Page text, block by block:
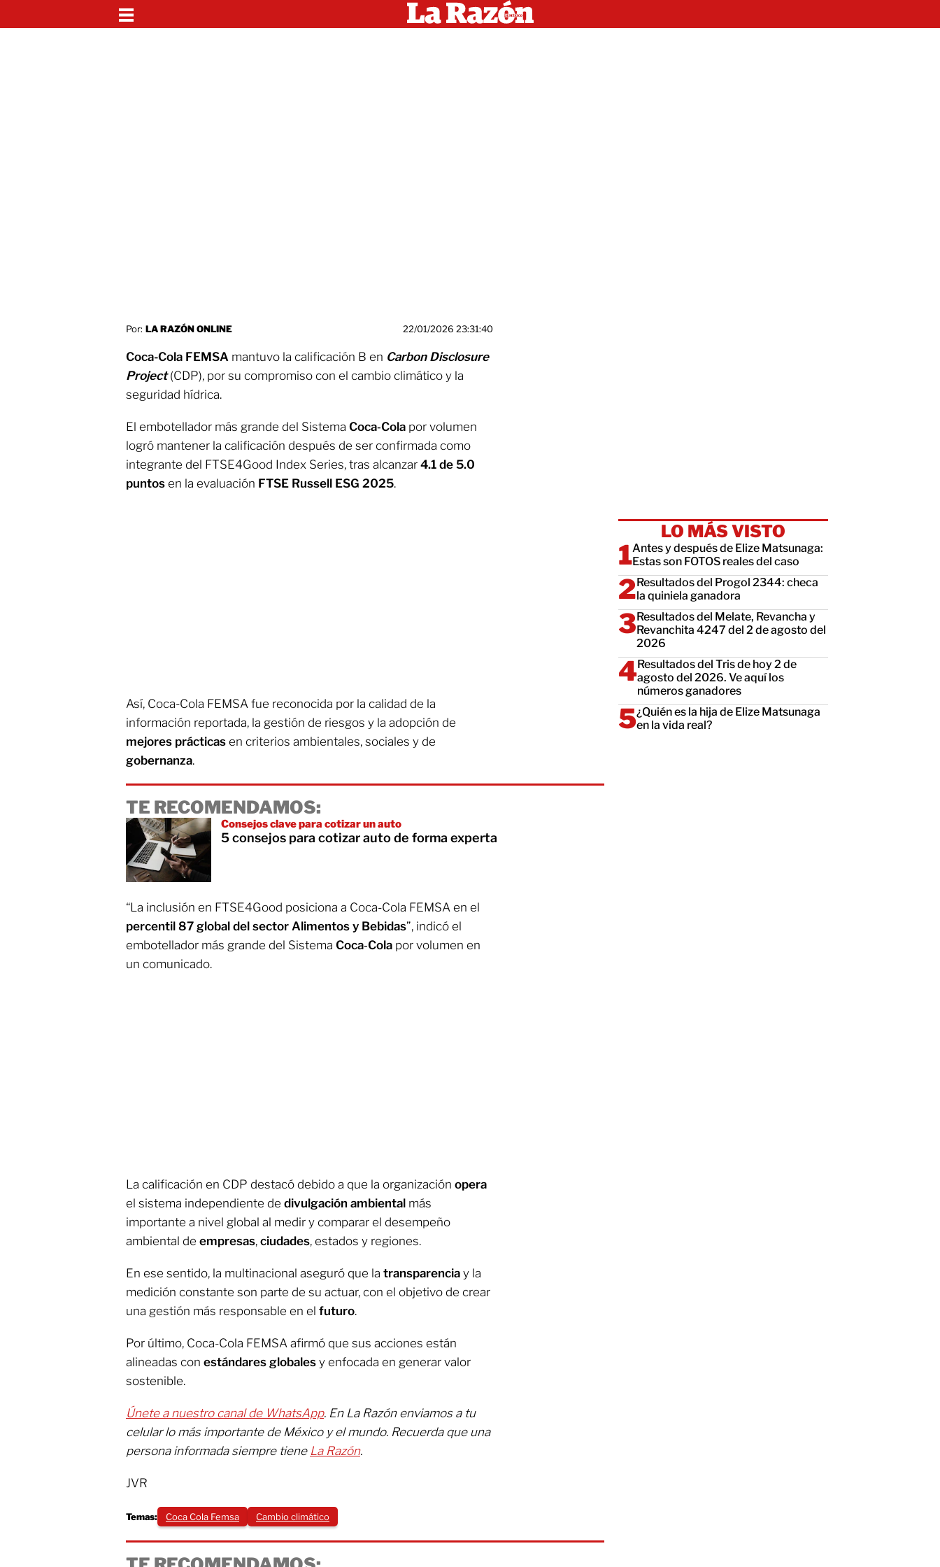
Por: LA RAZÓN ONLINE 22/01/2026 23:31:40
Coca-Cola FEMSA mantuvo la calificación B en Carbon Disclosure
Project(CDP), por su compromiso con el cambio climático y la
seguridad hídrica.
El embotellador más grande del Sistema Coca‑Cola por volumen
logró mantener la calificación después de ser confirmada como
integrante del FTSE4Good Index Series, tras alcanzar 4.1 de 5.0
puntos en la evaluación FTSE Russell ESG 2025.
Así, Coca-Cola FEMSA fue reconocida por la calidad de la
información reportada, la gestión de riesgos y la adopción de
mejores prácticas en criterios ambientales, sociales y de
gobernanza.
TE RECOMENDAMOS:
Consejos clave para cotizar un auto
5 consejos para cotizar auto de forma experta
“La inclusión en FTSE4Good posiciona a Coca-Cola FEMSA en el
percentil 87 global del sector Alimentos y Bebidas”, indicó el
embotellador más grande del Sistema Coca‑Cola por volumen en
un comunicado.
La calificación en CDP destacó debido a que la organización opera
el sistema independiente de divulgación ambiental más
importante a nivel global al medir y comparar el desempeño
ambiental de empresas, ciudades, estados y regiones.
En ese sentido, la multinacional aseguró que la transparencia y la
medición constante son parte de su actuar, con el objetivo de crear
una gestión más responsable en el futuro.
Por último, Coca-Cola FEMSA afirmó que sus acciones están
alineadas con estándares globales y enfocada en generar valor
sostenible.
Únete a nuestro canal de WhatsApp. En La Razón enviamos a tu
celular lo más importante de México y el mundo. Recuerda que una
persona informada siempre tiene La Razón.
JVR
Temas: Coca Cola Femsa Cambio climático
LO MÁS VISTO
Antes y después de Elize Matsunaga:
Estas son FOTOS reales del caso
Resultados del Progol 2344: checa
la quiniela ganadora
Resultados del Melate, Revancha y
Revanchita 4247 del 2 de agosto del
2026
Resultados del Tris de hoy 2 de
agosto del 2026. Ve aquí los
números ganadores
¿Quién es la hija de Elize Matsunaga
en la vida real?